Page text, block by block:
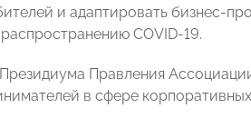
и адаптировать бизнес-
COVID-19.
Правления
в сфере